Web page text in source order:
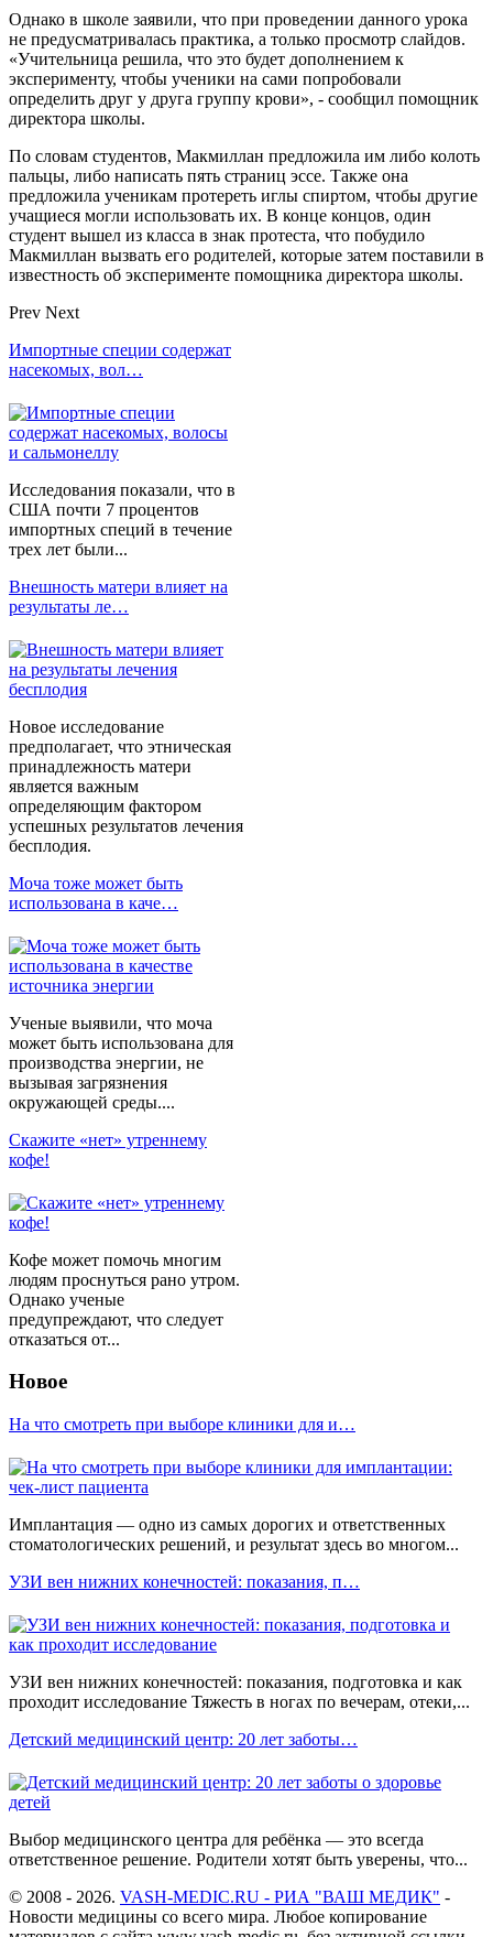
Однако в школе заявили, что при проведении данного урока
не предусматривалась практика, а только просмотр слайдов.
«Учительница решила, что это будет дополнением к
эксперименту, чтобы ученики на сами попробовали
определить друг у друга группу крови», - сообщил помощник
директора школы.
По словам студентов, Макмиллан предложила им либо колоть
пальцы, либо написать пять страниц эссе. Также она
предложила ученикам протереть иглы спиртом, чтобы другие
учащиеся могли использовать их. В конце концов, один
студент вышел из класса в знак протеста, что побудило
Макмиллан вызвать его родителей, которые затем поставили в
известность об эксперименте помощника директора школы.
Prev Next
Импортные специи содержат
насекомых, вол…
Исследования показали, что в
США почти 7 процентов
импортных специй в течение
трех лет были...
Внешность матери влияет на
результаты ле…
Новое исследование
предполагает, что этническая
принадлежность матери
является важным
определяющим фактором
успешных результатов лечения
бесплодия.
Моча тоже может быть
использована в каче…
Ученые выявили, что моча
может быть использована для
производства энергии, не
вызывая загрязнения
окружающей среды....
Скажите «нет» утреннему
кофе!
Кофе может помочь многим
людям проснуться рано утром.
Однако ученые
предупреждают, что следует
отказаться от...
Новое
На что смотреть при выборе клиники для и…
Имплантация — одно из самых дорогих и ответственных
стоматологических решений, и результат здесь во многом...
УЗИ вен нижних конечностей: показания, п…
УЗИ вен нижних конечностей: показания, подготовка и как
проходит исследование Тяжесть в ногах по вечерам, отеки,...
Детский медицинский центр: 20 лет заботы…
Выбор медицинского центра для ребёнка — это всегда
ответственное решение. Родители хотят быть уверены, что...
© 2008 - 2026. VASH-MEDIC.RU - РИА "ВАШ МЕДИК" -
Новости медицины со всего мира. Любое копирование